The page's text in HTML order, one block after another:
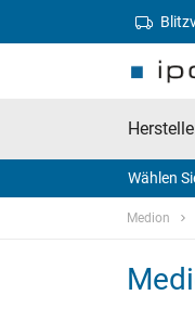
Wählen
Medion